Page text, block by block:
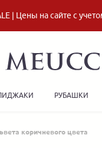
| Цены на сайте с
РУБАШКИ
коричневого цвета